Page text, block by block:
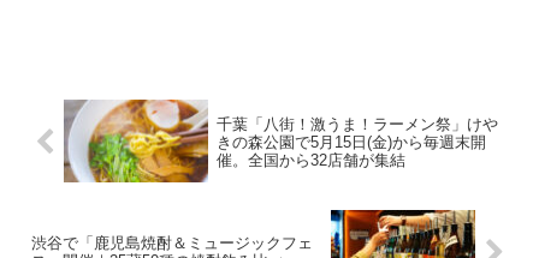
千葉「八街！激うま！ラーメン祭」けや
きの森公園で5月15日(金)から毎週末開
催。全国から32店舗が集結
渋谷で「鹿児島焼酎＆ミュージックフェ